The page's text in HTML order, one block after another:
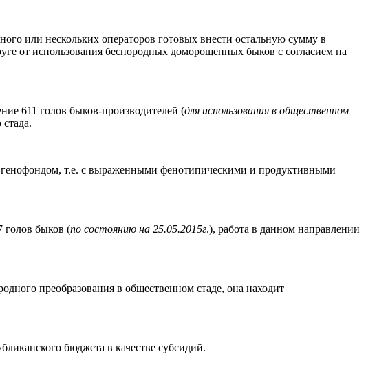
или нескольких операторов готовых внести остальную сумму в
от использования беспородных доморощенных быков с согласием на
611 голов быков-производителей (для использования в общественном
т.е. с выраженными фенотипическими и продуктивными
голов быков (по состоянию на 25.05.2015г.), работа в данном направлении
преобразования в общественном стаде, она находит
бюджета в качестве субсидий.